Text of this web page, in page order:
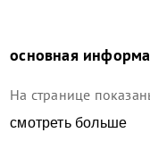
основная
На странице
смотреть больше